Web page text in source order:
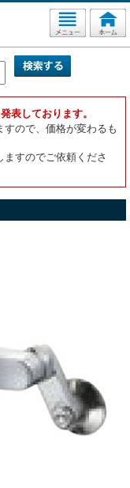
表しております。
ので、価格が変わるも
すのでご依頼くださ